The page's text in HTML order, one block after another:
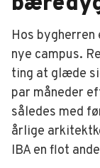
Hos
nye campus.
ting at glæde
par måneder
således med
årlige
IBA en flot